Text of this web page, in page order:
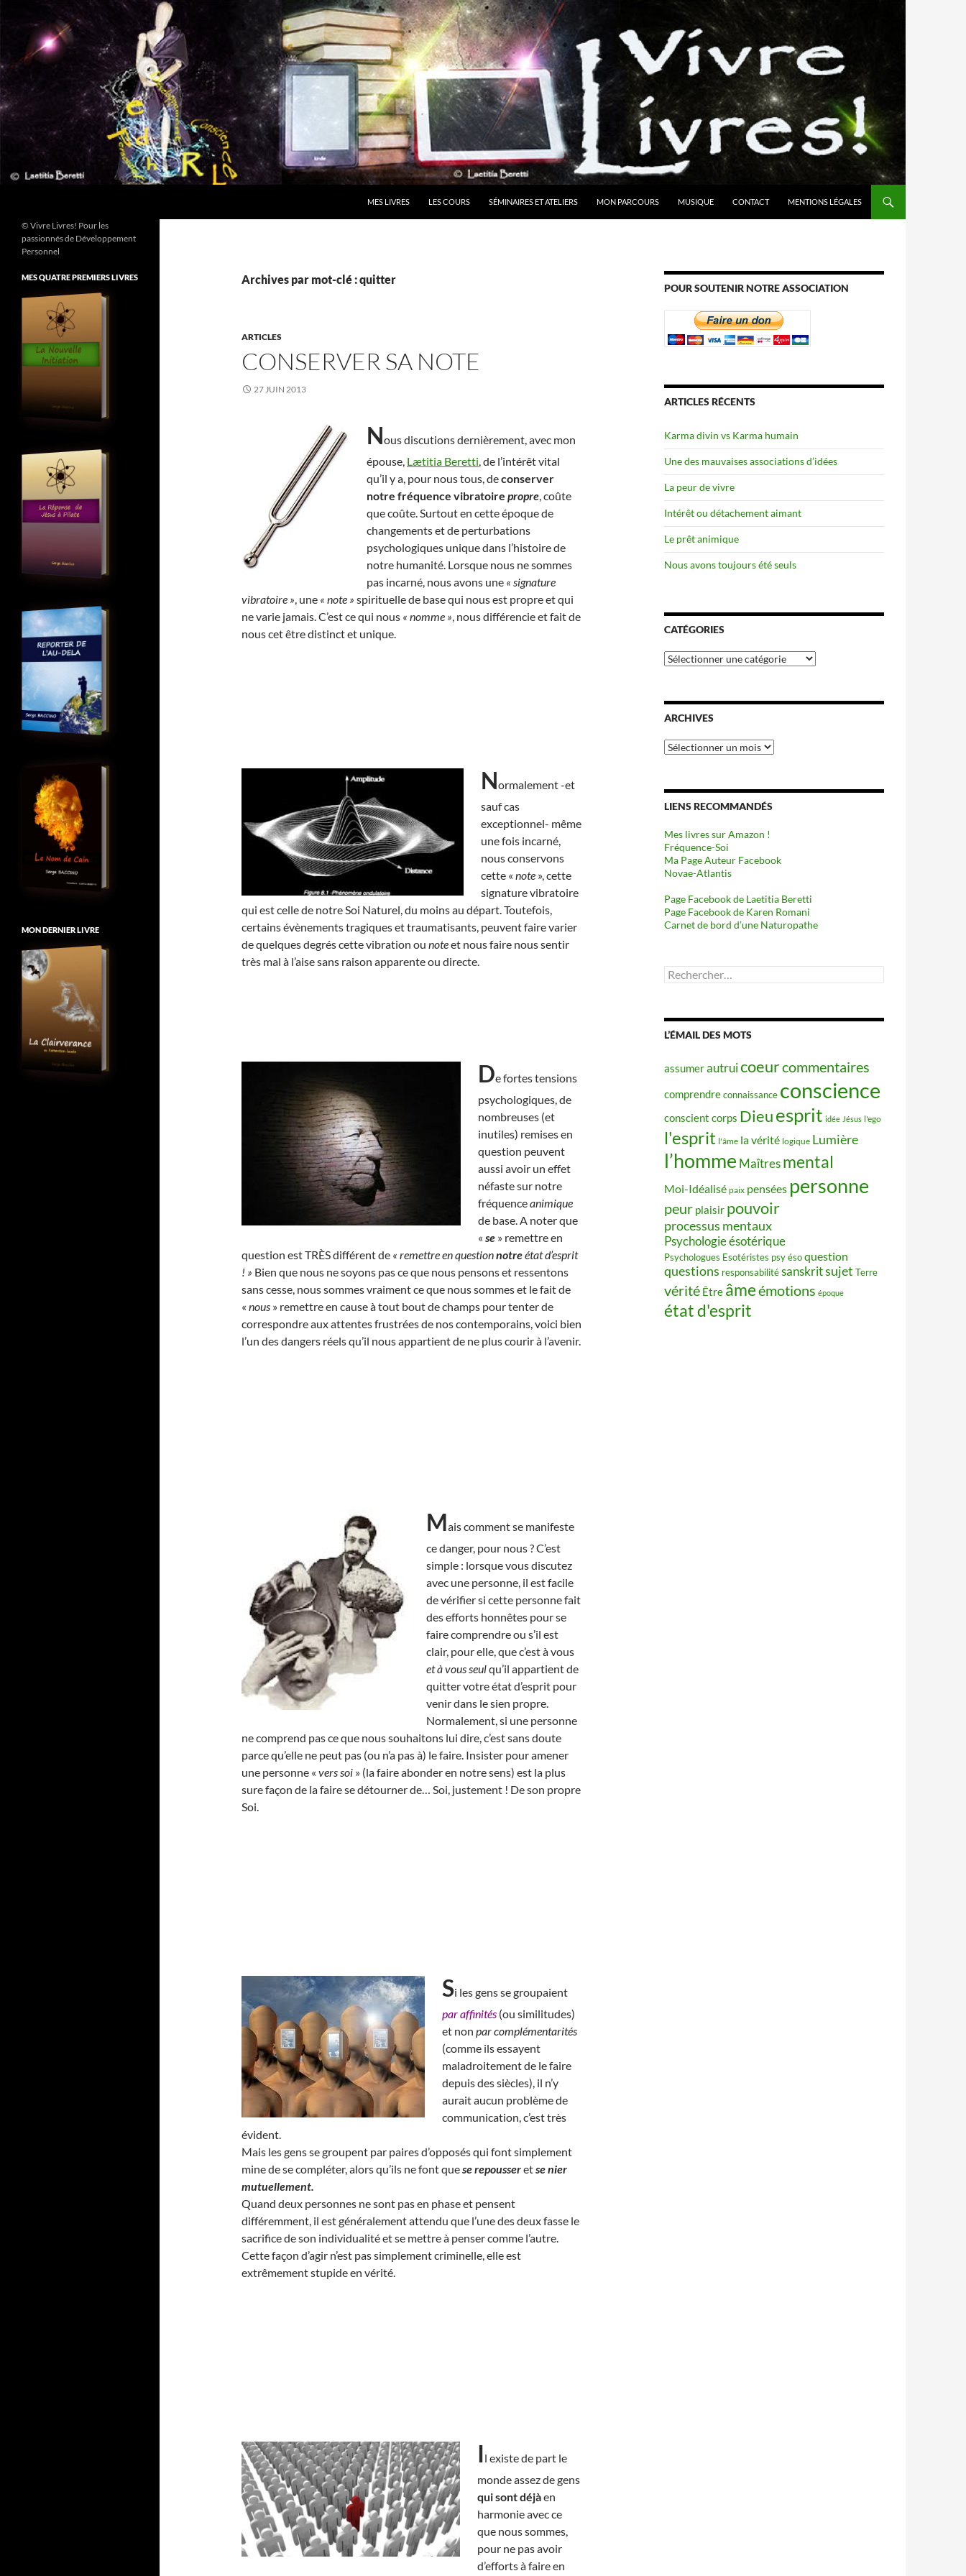
contenu
MES LIVRES LES COURS SÉMINAIRES ET ATELIERS MON PARCOURS MUSIQUE CONTACT MENTIONS LÉGALES
Archives par mot-clé : quitter
ARTICLES
CONSERVER SA NOTE
27 JUIN 2013
Nous discutions dernièrement, avec mon
épouse, Lætitia Beretti, de l’intérêt vital
qu’il y a, pour nous tous, deconserver
notre fréquence vibratoire propre, coûte
que coûte. Surtout en cette époque de
changements et de perturbations
psychologiques unique dans l’histoire de
notre humanité. Lorsque nous ne sommes
pas incarné, nous avons une « signature
vibratoire », une « note » spirituelle de base qui nous est propre et qui
ne varie jamais. C’est ce qui nous « nomme », nous différencie et fait de
nous cet être distinct et unique.
Normalement -et
sauf cas
exceptionnel- même
une fois incarné,
nous conservons
cette « note », cette
signature vibratoire
qui est celle de notre Soi Naturel, du moins au départ. Toutefois,
certains évènements tragiques et traumatisants, peuvent faire varier
de quelques degrés cette vibration ou noteet nous faire nous sentir
très mal à l’aise sans raison apparente ou directe.
De fortes tensions
psychologiques, de
nombreuses (et
inutiles) remises en
question peuvent
aussi avoir un effet
néfaste sur notre
fréquenceanimique
de base. A noter que
« se » remettre en
question est TRÈS différent de « remettre en questionnotreétat d’esprit
! » Bien que nous ne soyons pas ce que nous pensons et ressentons
sans cesse, nous sommes vraiment ce que nous sommes et le fait de
« nous » remettre en cause à tout bout de champs pour tenter de
correspondre aux attentes frustrées de nos contemporains, voici bien
l’un des dangers réels qu’il nous appartient de ne plus courir à l’avenir.
Mais comment se manifeste
ce danger, pour nous ? C’est
simple : lorsque vous discutez
avec une personne, il est facile
de vérifier si cette personne fait
des efforts honnêtes pour se
faire comprendre ou s’il est
clair, pour elle, que c’est à vous
et à vous seulqu’il appartient de
quitter votre état d’esprit pour
venir dans le sien propre.
Normalement, si une personne
ne comprend pas ce que nous souhaitons lui dire, c’est sans doute
parce qu’elle ne peut pas (ou n’a pas à) le faire. Insister pour amener
une personne « vers soi » (la faire abonder en notre sens) est la plus
sure façon de la faire se détourner de… Soi, justement ! De son propre
Soi.
Si les gens se groupaient
par affinités (ou similitudes)
et non par complémentarités
(comme ils essayent
maladroitement de le faire
depuis des siècles), il n’y
aurait aucun problème de
communication, c’est très
évident.
Mais les gens se groupent par paires d’opposés qui font simplement
mine de se compléter, alors qu’ils ne font quese repousseretse nier
mutuellement.
Quand deux personnes ne sont pas en phase et pensent
différemment, il est généralement attendu que l’une des deux fasse le
sacrifice de son individualité et se mettre à penser comme l’autre.
Cette façon d’agir n’est pas simplement criminelle, elle est
extrêmement stupide en vérité.
Il existe de part le
monde assez de gens
qui sont déjàen
harmonie avec ce
que nous sommes,
pour ne pas avoir
d’efforts à faire en
POUR SOUTENIR NOTRE ASSOCIATION
ARTICLES RÉCENTS
Karma divin vs Karma humain
Une des mauvaises associations d’idées
La peur de vivre
Intérêt ou détachement aimant
Le prêt animique
Nous avons toujours été seuls
CATÉGORIES
Catégories
ARCHIVES
Archives
LIENS RECOMMANDÉS
Mes livres sur Amazon !
Fréquence-Soi
Ma Page Auteur Facebook
Novae-Atlantis
Page Facebook de Laetitia Beretti
Page Facebook de Karen Romani
Carnet de bord d’une Naturopathe
Rechercher :
L’ÉMAIL DES MOTS
assumerautruicoeurcommentaires
comprendreconnaissance conscience
conscient corps Dieuesprit idée Jésus l'ego
l'esprit l'âme la vérité logique Lumière
l’homme Maîtres mental
Moi-Idéalisé paix pensées personne
peur plaisir pouvoir
processus mentaux
Psychologie ésotérique
Psychologues Esotéristes psy ésoquestion
questions responsabilitésanskritsujet Terre
vérité Être âmeémotions époque
état d'esprit
© Vivre Livres! Pour les
passionnés de Développement
Personnel
MES QUATRE PREMIERS LIVRES
MON DERNIER LIVRE